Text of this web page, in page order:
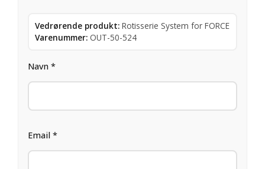
Vedrørende produkt: Rotisserie System for FORCE
Varenummer: OUT-50-524
Navn *
Email *